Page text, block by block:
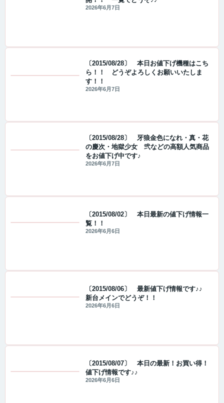
2026年6月7日
〔2015/08/28〕 本日お値下げ機種はこち
ら！！ どうぞよろしくお願いいたしま
す！！
2026年6月7日
〔2015/08/28〕 牙狼金色になれ・真・花
の慶次・地獄少女 弐などの高額人気商品
をお値下げ中です♪
2026年6月7日
〔2015/08/02〕 本日最新の値下げ情報一
覧！！
2026年6月6日
〔2015/08/06〕 最新値下げ情報です♪♪
新台メインでどうぞ！！
2026年6月6日
〔2015/08/07〕 本日の最新！お買い得！
値下げ情報です♪♪
2026年6月6日